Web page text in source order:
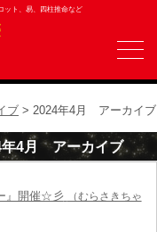
ット、易、四柱推命など
ブ > 2024年4月 アーカイブ
年4月 アーカイブ
』開催☆彡
（むらさきちゃ